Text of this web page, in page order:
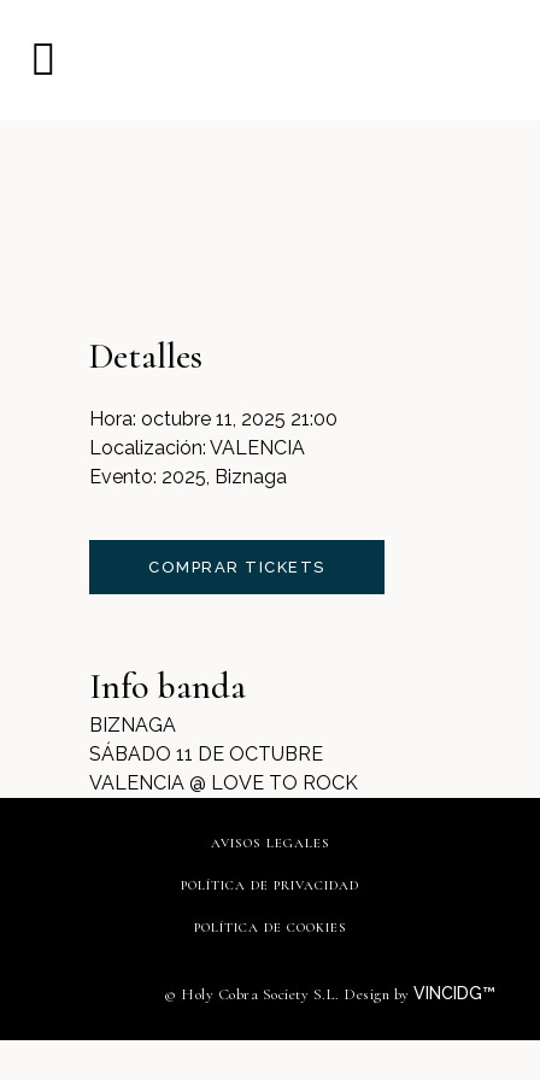
Detalles
Hora: octubre 11, 2025 21:00
Localización: VALENCIA
Evento: 2025, Biznaga
COMPRAR TICKETS
Info banda
BIZNAGA
SÁBADO 11 DE OCTUBRE
VALENCIA @ LOVE TO ROCK
AVISOS LEGALES
POLÍTICA DE PRIVACIDAD
POLÍTICA DE COOKIES
© Holy Cobra Society S.L. Design by VINCIDG™